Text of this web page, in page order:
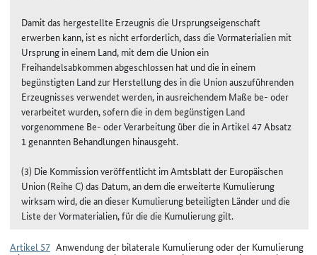
Damit das hergestellte Erzeugnis die Ursprungseigenschaft
erwerben kann, ist es nicht erforderlich, dass die Vormaterialien mit
Ursprung in einem Land, mit dem die Union ein
Freihandelsabkommen abgeschlossen hat und die in einem
begünstigten Land zur Herstellung des in die Union auszuführenden
Erzeugnisses verwendet werden, in ausreichendem Maße be- oder
verarbeitet wurden, sofern die in dem begünstigen Land
vorgenommene Be- oder Verarbeitung über die in Artikel 47 Absatz
1 genannten Behandlungen hinausgeht.
(3) Die Kommission veröffentlicht im Amtsblatt der Europäischen
Union (Reihe C) das Datum, an dem die erweiterte Kumulierung
wirksam wird, die an dieser Kumulierung beteiligten Länder und die
Liste der Vormaterialien, für die die Kumulierung gilt.
Artikel 57 Anwendung der bilaterale Kumulierung oder der Kumulierung